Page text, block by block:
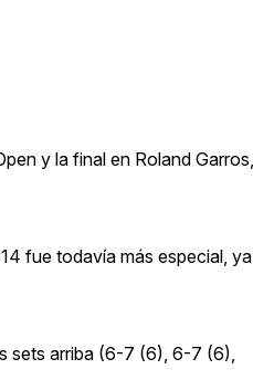
y la final en Roland Garros,
fue todavía más especial, ya
sets arriba (6-7 (6), 6-7 (6),